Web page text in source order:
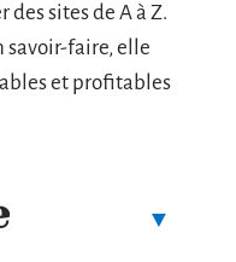
des sites de A à Z.
savoir-faire, elle
et profitables